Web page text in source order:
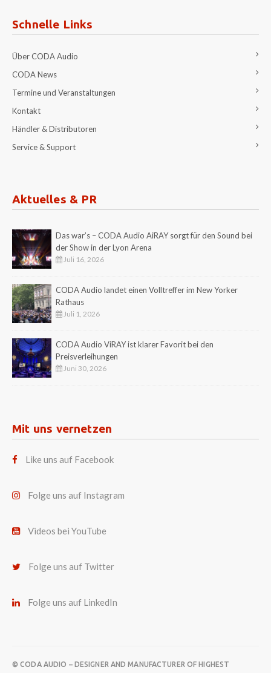
Schnelle Links
Über CODA Audio
CODA News
Termine und Veranstaltungen
Kontakt
Händler & Distributoren
Service & Support
Aktuelles & PR
Das war’s – CODA Audio AiRAY sorgt für den Sound bei
der Show in der Lyon Arena
Juli 16, 2026
CODA Audio landet einen Volltreffer im New Yorker
Rathaus
Juli 1, 2026
CODA Audio ViRAY ist klarer Favorit bei den
Preisverleihungen
Juni 30, 2026
Mit uns vernetzen
Like uns auf Facebook
Folge uns auf Instagram
Videos bei YouTube
Folge uns auf Twitter
Folge uns auf LinkedIn
© CODA AUDIO – DESIGNER AND MANUFACTURER OF HIGHEST